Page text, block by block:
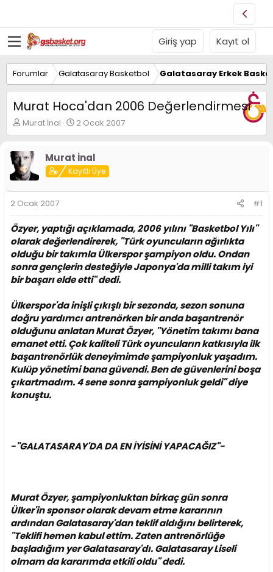
Giriş yap Kayıt ol
Forumlar Galatasaray Basketbol Galatasaray Erkek
Murat Hoca'dan 2006 Değerlendirmesi
K
o
u
y
u
B
a
ş
a
t
a
n
Murat İnal
B
a
a
n
g
a
r
i
h
i
2 Ocak 2007
Murat İnal
Kayıtlı Üye
2 Ocak 2007 #1
Özyer, yaptığı açıklamada, 2006 yılını ''Basketbol Yılı''
olarak değerlendirerek, ''Türk oyuncuların ağırlıkta
olduğu bir takımla Ülkerspor şampiyon oldu. Ondan
sonra gençlerin desteğiyle Japonya'da milli takım iyi
bir başarı elde etti'' dedi.
Ülkerspor'da inişli çıkışlı bir sezonda, sezon sonuna
doğru yardımcı antrenörken bir anda başantrenör
olduğunu anlatan Murat Özyer, ''Yönetim takımı bana
emanet etti. Çok kaliteli Türk oyuncuların katkısıyla ilk
başantrenörlük deneyimimde şampiyonluk yaşadım.
Kulüp yönetimi bana güvendi. Ben de güvenlerini boşa
çıkartmadım. 4 sene sonra şampiyonluk geldi'' diye
konuştu.
-''GALATASARAY'DA DA EN İYİSİNİ YAPACAĞIZ''-
Murat Özyer, şampiyonluktan birkaç gün sonra
Ülker'in sponsor olarak devam etme kararının
ardından Galatasaray'dan teklif aldığını belirterek,
''Teklifi hemen kabul ettim. Zaten antrenörlüğe
başladığım yer Galatasaray'dı. Galatasaray Liseli
olmam da kararımda etkili oldu'' dedi.